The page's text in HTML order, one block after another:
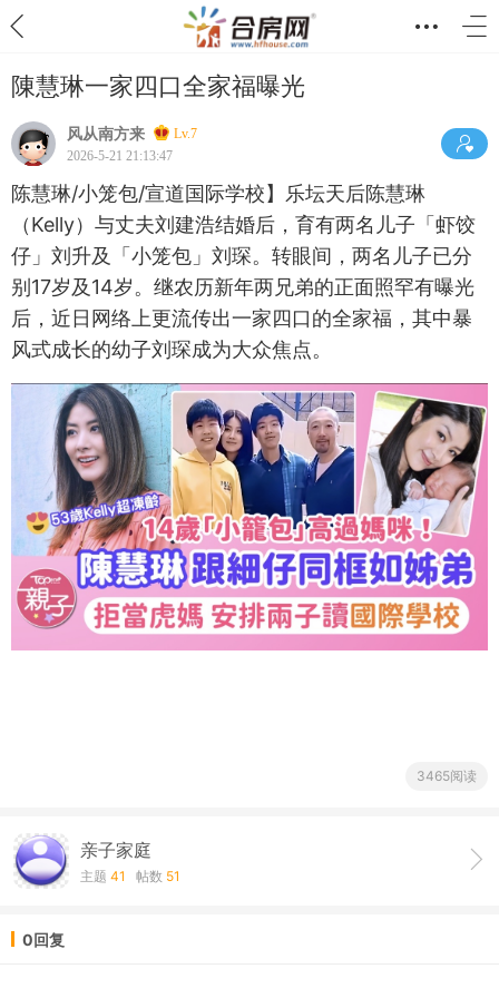
陳慧琳一家四口全家福曝光
风从南方来
Lv.7
2026-5-21 21:13:47
陈慧琳/小笼包/宣道国际学校】乐坛天后陈慧琳
（Kelly）与丈夫刘建浩结婚后，育有两名儿子「虾饺
仔」刘升及「小笼包」刘琛。转眼间，两名儿子已分
别17岁及14岁。继农历新年两兄弟的正面照罕有曝光
后，近日网络上更流传出一家四口的全家福，其中暴
风式成长的幼子刘琛成为大众焦点。
3465阅读
亲子家庭
主题 41 帖数 51
0回复